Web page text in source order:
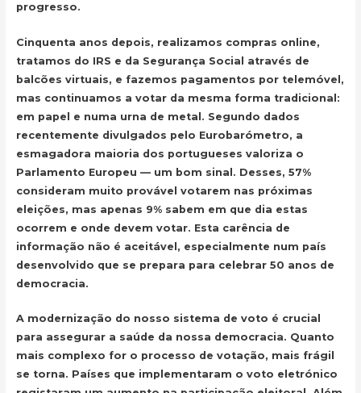
progresso.
Cinquenta anos depois, realizamos compras online,
tratamos do IRS e da Segurança Social através de
balcões virtuais, e fazemos pagamentos por telemóvel,
mas continuamos a votar da mesma forma tradicional:
em papel e numa urna de metal. Segundo dados
recentemente divulgados pelo Eurobarómetro, a
esmagadora maioria dos portugueses valoriza o
Parlamento Europeu — um bom sinal. Desses, 57%
consideram muito provável votarem nas próximas
eleições, mas apenas 9% sabem em que dia estas
ocorrem e onde devem votar. Esta carência de
informação não é aceitável, especialmente num país
desenvolvido que se prepara para celebrar 50 anos de
democracia.
A modernização do nosso sistema de voto é crucial
para assegurar a saúde da nossa democracia. Quanto
mais complexo for o processo de votação, mais frágil
se torna. Países que implementaram o voto eletrónico